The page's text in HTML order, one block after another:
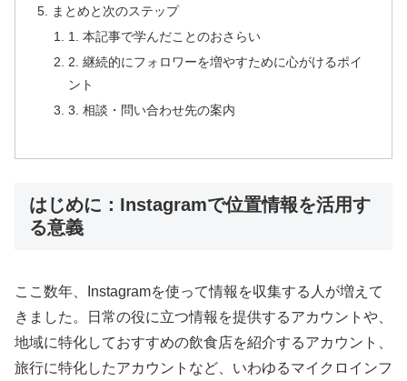
まとめと次のステップ
1. 本記事で学んだことのおさらい
2. 継続的にフォロワーを増やすために心がけるポイ
ント
3. 相談・問い合わせ先の案内
はじめに：Instagramで位置情報を活用す
る意義
ここ数年、Instagramを使って情報を収集する人が増えて
きました。日常の役に立つ情報を提供するアカウントや、
地域に特化しておすすめの飲食店を紹介するアカウント、
旅行に特化したアカウントなど、いわゆるマイクロインフ